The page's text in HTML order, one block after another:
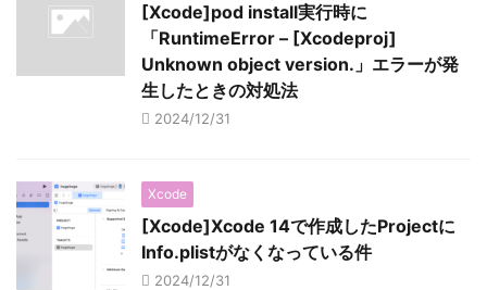
[Xcode]pod install実行時に
「RuntimeError – [Xcodeproj]
Unknown object version.」エラーが発
生したときの対処法
2024/12/31
Xcode
[Xcode]Xcode 14で作成したProjectに
Info.plistがなくなっている件
2024/12/31